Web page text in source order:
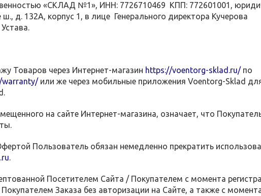
«СКЛАД №1», ИНН: 7726710469 КПП: 772601001,
д. 132А, корпус 1, в лице Генерального директора Кучерова
Товаров через Интернет-магазин https://voentorg-sklad.ru/по
warranty/или же через мобильные приложения Voentorg-Sklad
на сайте Интернет-магазина, означает, что
Пользователь обязан немедленно прекратить
.
Посетителем Сайта / Покупателем с момента
Заказа без авторизации на Сайте, а также с